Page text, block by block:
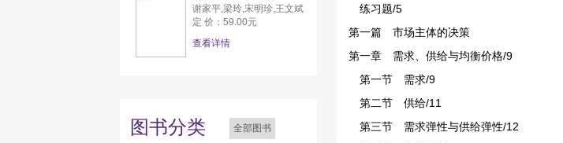
谢家平,梁玲,宋明珍,王文斌
定 价：59.00元
查看详情
图书分类 全部图书
练习题/5
第一篇 市场主体的决策
第一章 需求、供给与均衡价格/9
第一节 需求/9
第二节 供给/11
第三节 需求弹性与供给弹性/12